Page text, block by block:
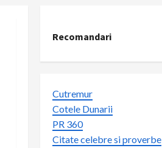
Recomandari
Cutremur
Cotele Dunarii
PR 360
Citate celebre si proverbe